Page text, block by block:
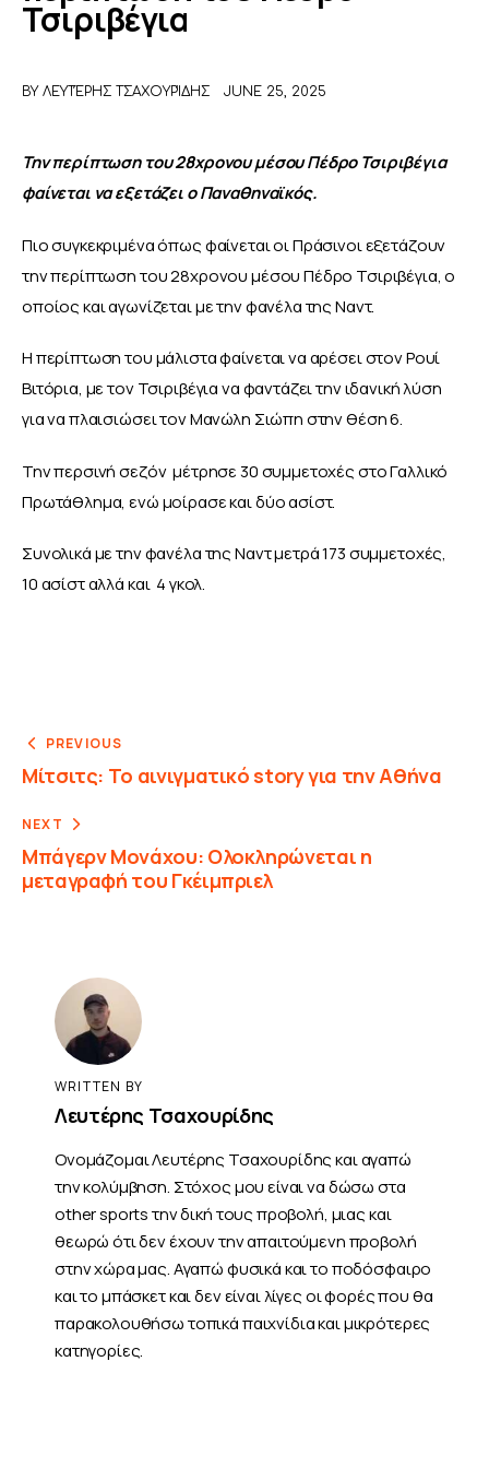
Τσιριβέγια
BY ΛΕΥΤΈΡΗΣ ΤΣΑΧΟΥΡΊΔΗΣ JUNE 25, 2025
Την περίπτωση του 28χρονου μέσου Πέδρο Τσιριβέγια
φαίνεται να εξετάζει ο Παναθηναϊκός.
Πιο συγκεκριμένα όπως φαίνεται οι Πράσινοι εξετάζουν
την περίπτωση του 28χρονου μέσου Πέδρο Τσιριβέγια, ο
οποίος και αγωνίζεται με την φανέλα της Ναντ.
Η περίπτωση του μάλιστα φαίνεται να αρέσει στον Ρουί
Βιτόρια, με τον Τσιριβέγια να φαντάζει την ιδανική λύση
για να πλαισιώσει τον Μανώλη Σιώπη στην θέση 6.
Την περσινή σεζόν  μέτρησε 30 συμμετοχές στο Γαλλικό
Πρωτάθλημα, ενώ μοίρασε και δύο ασίστ.
Συνολικά με την φανέλα της Ναντ μετρά 173 συμμετοχές,
10 ασίστ αλλά και  4 γκολ.
PREVIOUS
Μίτσιτς: Το αινιγματικό story για την Αθήνα
NEXT
Μπάγερν Μονάχου: Ολοκληρώνεται η
μεταγραφή του Γκέιμπριελ
WRITTEN BY
Λευτέρης Τσαχουρίδης
Ονομάζομαι Λευτέρης Τσαχουρίδης και αγαπώ
την κολύμβηση. Στόχος μου είναι να δώσω στα
other sports την δική τους προβολή, μιας και
θεωρώ ότι δεν έχουν την απαιτούμενη προβολή
στην χώρα μας. Αγαπώ φυσικά και το ποδόσφαιρο
και το μπάσκετ και δεν είναι λίγες οι φορές που θα
παρακολουθήσω τοπικά παιχνίδια και μικρότερες
κατηγορίες.